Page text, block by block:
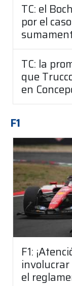
TC: el
por el
TC: la
que
en
F1
F1:
el